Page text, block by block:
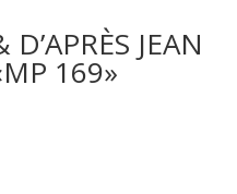
JEAN
169»